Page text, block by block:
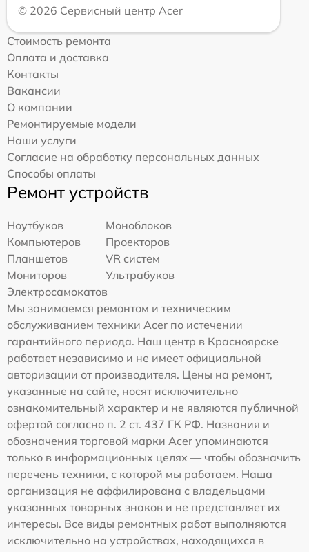
© 2026 Сервисный центр Acer
Стоимость ремонта
Оплата и доставка
Контакты
Вакансии
О компании
Ремонтируемые модели
Наши услуги
Согласие на обработку персональных данных
Способы оплаты
Ремонт устройств
Ноутбуков
Моноблоков
Компьютеров
Проекторов
Планшетов
VR систем
Мониторов
Ультрабуков
Электросамокатов
Мы занимаемся ремонтом и техническим
обслуживанием техники Acer по истечении
гарантийного периода. Наш центр в Красноярске
работает независимо и не имеет официальной
авторизации от производителя. Цены на ремонт,
указанные на сайте, носят исключительно
ознакомительный характер и не являются публичной
офертой согласно п. 2 ст. 437 ГК РФ. Названия и
обозначения торговой марки Acer упоминаются
только в информационных целях — чтобы обозначить
перечень техники, с которой мы работаем. Наша
организация не аффилирована с владельцами
указанных товарных знаков и не представляет их
интересы. Все виды ремонтных работ выполняются
исключительно на устройствах, находящихся в